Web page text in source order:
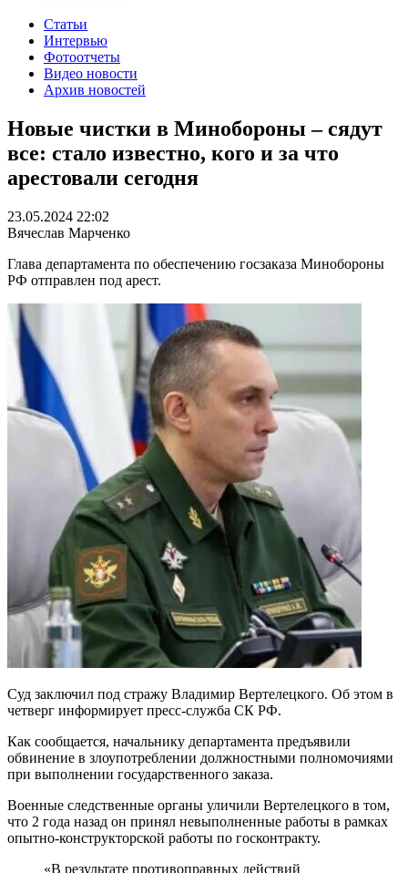
Статьи
Интервью
Фотоотчеты
Видео новости
Архив новостей
Новые чистки в Минобороны – сядут
все: стало известно, кого и за что
арестовали сегодня
23.05.2024 22:02
Вячеслав Марченко
Глава департамента по обеспечению госзаказа Минобороны
РФ отправлен под арест.
Суд заключил под стражу Владимир Вертелецкого. Об этом в
четверг информирует пресс-служба СК РФ.
Как сообщается, начальнику департамента предъявили
обвинение в злоупотреблении должностными полномочиями
при выполнении государственного заказа.
Военные следственные органы уличили Вертелецкого в том,
что 2 года назад он принял невыполненные работы в рамках
опытно-конструкторской работы по госконтракту.
«В результате противоправных действий